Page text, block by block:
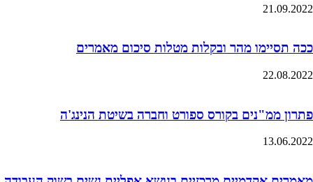
21.09.2022
ככה תסיימו מהר ובקלות מטלות סיכום מאמרים
22.08.2022
פתרון ממ"נים בקורס ספורט וחברה בשיטת הנינג'ה
13.06.2022